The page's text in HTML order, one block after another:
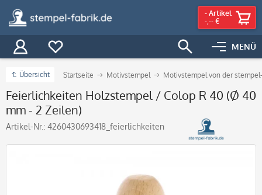
MENÜ
- Artikel
-,-- €
Übersicht Startseite Motivstempel Motivstempel von der
Feierlichkeiten Holzstempel / Colop R 40 (Ø 40
mm - 2 Zeilen)
Artikel-Nr.: 4260430693418_feierlichkeiten